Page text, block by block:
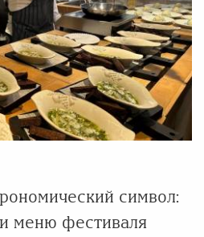
символ:
меню фестиваля